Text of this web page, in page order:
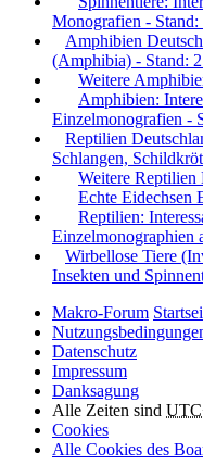
Monografien - Stand:
Amphibien
(Amphibia) - Stand:
Weitere
Amphibien:
Einzelmonografien -
Reptilien
Schlangen,
Weitere Reptilien
Echte Eidechsen
Reptilien:
Einzelmonographien
Wirbellose Tiere
Insekten und
Makro-Forum
Datenschutz
Impressum
Danksagung
Alle Zeiten sind
Cookies
Alle Cookies des